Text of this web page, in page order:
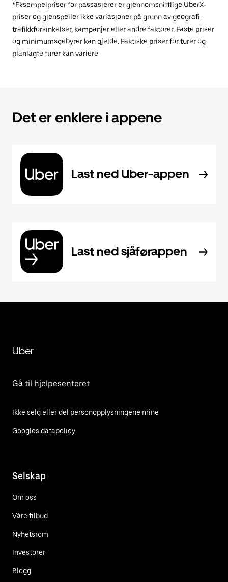
*Eksempelpriser for passasjerer er gjennomsnittlige UberX-
priser og gjenspeiler ikke variasjoner på grunn av geografi,
trafikkforsinkelser, kampanjer eller andre faktorer. Faste priser
og minimumsgebyrer kan gjelde. Faktiske priser for turer og
planlagte turer kan variere.
Det er enklere i appene
Last ned Uber-appen
Last ned sjåførappen
Uber
Gå til hjelpesenteret
Ikke selg eller del personopplysningene mine
Googles datapolicy
Selskap
Om oss
Våre tilbud
Nyhetsrom
Investorer
Blogg